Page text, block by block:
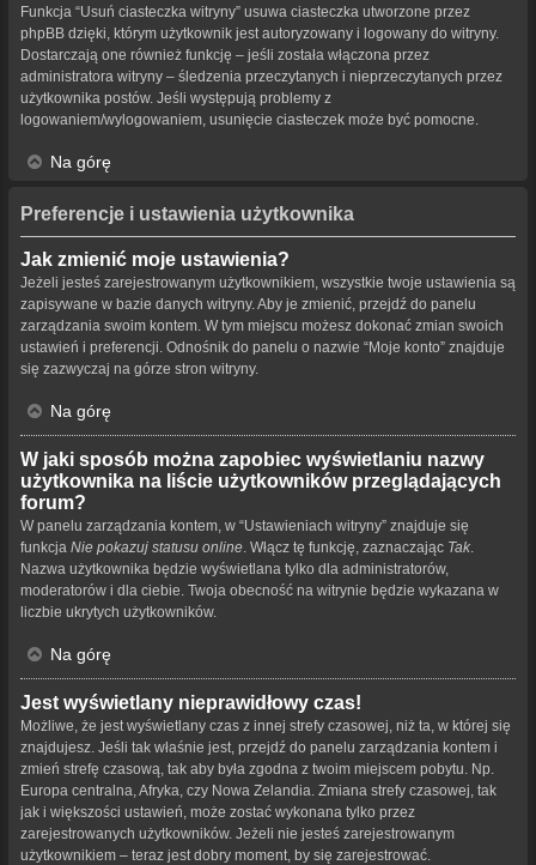
Funkcja “Usuń ciasteczka witryny” usuwa ciasteczka utworzone przez
phpBB dzięki, którym użytkownik jest autoryzowany i logowany do witryny.
Dostarczają one również funkcję – jeśli została włączona przez
administratora witryny – śledzenia przeczytanych i nieprzeczytanych przez
użytkownika postów. Jeśli występują problemy z
logowaniem/wylogowaniem, usunięcie ciasteczek może być pomocne.
Na górę
Preferencje i ustawienia użytkownika
Jak zmienić moje ustawienia?
Jeżeli jesteś zarejestrowanym użytkownikiem, wszystkie twoje ustawienia są
zapisywane w bazie danych witryny. Aby je zmienić, przejdź do panelu
zarządzania swoim kontem. W tym miejscu możesz dokonać zmian swoich
ustawień i preferencji. Odnośnik do panelu o nazwie “Moje konto” znajduje
się zazwyczaj na górze stron witryny.
Na górę
W jaki sposób można zapobiec wyświetlaniu nazwy
użytkownika na liście użytkowników przeglądających
forum?
W panelu zarządzania kontem, w “Ustawieniach witryny” znajduje się
funkcja Nie pokazuj statusu online . Włącz tę funkcję, zaznaczając Tak
Nazwa użytkownika będzie wyświetlana tylko dla administratorów,
moderatorów i dla ciebie. Twoja obecność na witrynie będzie wykazana w
liczbie ukrytych użytkowników.
Na górę
Jest wyświetlany nieprawidłowy czas!
Możliwe, że jest wyświetlany czas z innej strefy czasowej, niż ta, w której się
znajdujesz. Jeśli tak właśnie jest, przejdź do panelu zarządzania kontem i
zmień strefę czasową, tak aby była zgodna z twoim miejscem pobytu. Np.
Europa centralna, Afryka, czy Nowa Zelandia. Zmiana strefy czasowej, tak
jak i większości ustawień, może zostać wykonana tylko przez
zarejestrowanych użytkowników. Jeżeli nie jesteś zarejestrowanym
użytkownikiem – teraz jest dobry moment, by się zarejestrować.